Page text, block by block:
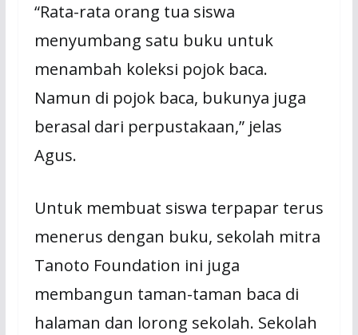
“Rata-rata orang tua siswa
menyumbang satu buku untuk
menambah koleksi pojok baca.
Namun di pojok baca, bukunya juga
berasal dari perpustakaan,” jelas
Agus.
Untuk membuat siswa terpapar terus
menerus dengan buku, sekolah mitra
Tanoto Foundation ini juga
membangun taman-taman baca di
halaman dan lorong sekolah. Sekolah